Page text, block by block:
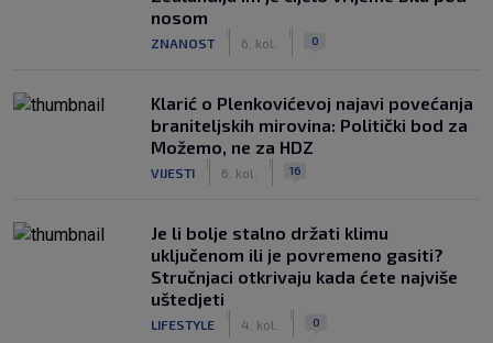
nosom
ZNANOST 6. kol. 0
Klarić o Plenkovićevoj najavi povećanja
braniteljskih mirovina: Politički bod za
Možemo, ne za HDZ
VIJESTI 6. kol. 16
Je li bolje stalno držati klimu
uključenom ili je povremeno gasiti?
Stručnjaci otkrivaju kada ćete najviše
uštedjeti
LIFESTYLE 4. kol. 0